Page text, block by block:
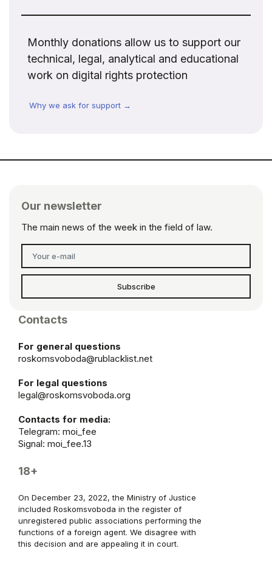
Monthly donations allow us to support our
technical, legal, analytical and educational
work on digital rights protection
Why we ask for support →
Our newsletter
The main news of the week in the field of law.
Subscribe
Contacts
For general questions
roskomsvoboda@rublacklist.net
For legal questions
legal@roskomsvoboda.org
Contacts for media:
Telegram: moi_fee
Signal: moi_fee.13
18+
On December 23, 2022, the Ministry of Justice
included Roskomsvoboda in the register of
unregistered public associations performing the
functions of a foreign agent. We disagree with
this decision and are appealing it in court.